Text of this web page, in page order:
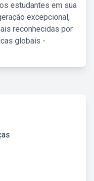
estudantes em sua
excepcional,
reconhecidas por
globais -